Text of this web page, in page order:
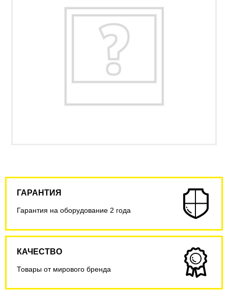
ГАРАНТИЯ
Гарантия на оборудование 2 года
КАЧЕСТВО
Товары от мирового бренда